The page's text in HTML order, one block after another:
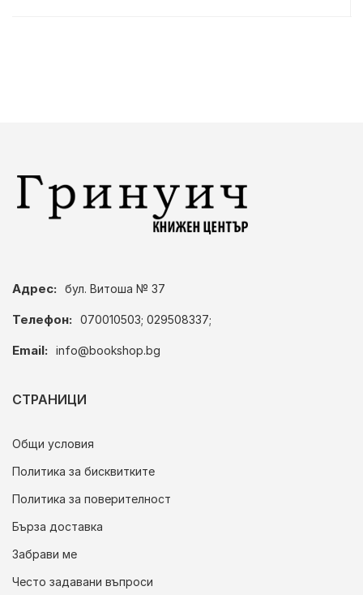
Адрес: бул. Витоша № 37
Телефон: 070010503; 029508337;
Email: info@bookshop.bg
СТРАНИЦИ
Общи условия
Политика за бисквитките
Политика за поверителност
Бърза доставка
Забрави ме
Често задавани въпроси